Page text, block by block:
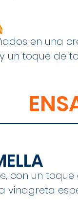
en una
un toque de
con un
vinagreta